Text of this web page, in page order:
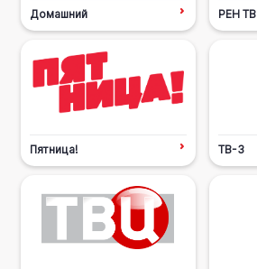
Домашний РЕН ТВ
Пятница! ТВ-3